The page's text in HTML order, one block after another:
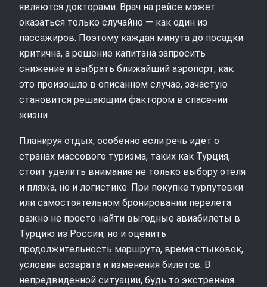
являются докторами. Врач на рейсе может
оказаться только случайно — как один из
пассажиров. Поэтому каждая минута до посадки
критична, а решение капитана запросить
снижение и выбрать ближайший аэропорт, как
это произошло в описанном случае, зачастую
становится решающим фактором в спасении
жизни.
Планируя отдых, особенно если речь идет о
странах массового туризма, таких как Турция,
стоит уделить внимание не только выбору отеля
и пляжа, но и логистике. При покупке турпутевки
или самостоятельном бронировании перелета
важно не просто найти выгодные авиабилеты в
Турцию из России, но и оценить
продолжительность маршрута, время стыковок,
условия возврата и изменения билетов. В
непредвиденной ситуации, будь то экстренная